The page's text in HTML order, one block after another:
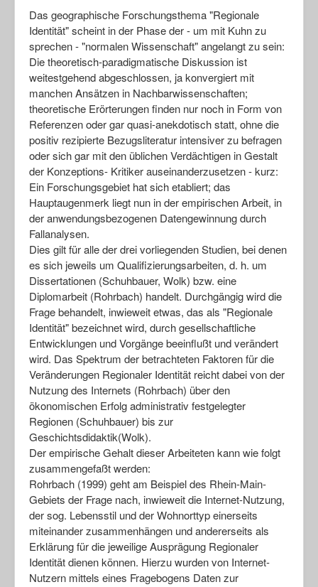
Das geographische Forschungsthema "Regionale
Identität" scheint in der Phase der - um mit Kuhn zu
sprechen - "normalen Wissenschaft" angelangt zu sein:
Die theoretisch-paradigmatische Diskussion ist
weitestgehend abgeschlossen, ja konvergiert mit
manchen Ansätzen in Nachbarwissenschaften;
theoretische Erörterungen finden nur noch in Form von
Referenzen oder gar quasi-anekdotisch statt, ohne die
positiv rezipierte Bezugsliteratur intensiver zu befragen
oder sich gar mit den üblichen Verdächtigen in Gestalt
der Konzeptions- Kritiker auseinanderzusetzen - kurz:
Ein Forschungsgebiet hat sich etabliert; das
Hauptaugenmerk liegt nun in der empirischen Arbeit, in
der anwendungsbezogenen Datengewinnung durch
Fallanalysen.
Dies gilt für alle der drei vorliegenden Studien, bei denen
es sich jeweils um Qualifizierungsarbeiten, d. h. um
Dissertationen (Schuhbauer, Wolk) bzw. eine
Diplomarbeit (Rohrbach) handelt. Durchgängig wird die
Frage behandelt, inwieweit etwas, das als "Regionale
Identität" bezeichnet wird, durch gesellschaftliche
Entwicklungen und Vorgänge beeinflußt und verändert
wird. Das Spektrum der betrachteten Faktoren für die
Veränderungen Regionaler Identität reicht dabei von der
Nutzung des Internets (Rohrbach) über den
ökonomischen Erfolg administrativ festgelegter
Regionen (Schuhbauer) bis zur
Geschichtsdidaktik(Wolk).
Der empirische Gehalt dieser Arbeiteten kann wie folgt
zusammengefaßt werden:
Rohrbach (1999) geht am Beispiel des Rhein-Main-
Gebiets der Frage nach, inwieweit die Internet-Nutzung,
der sog. Lebensstil und der Wohnorttyp einerseits
miteinander zusammenhängen und andererseits als
Erklärung für die jeweilige Ausprägung Regionaler
Identität dienen können. Hierzu wurden von Internet-
Nutzern mittels eines Fragebogens Daten zur